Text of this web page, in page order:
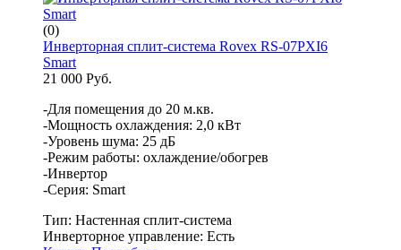
(0)
Инверторная сплит-система Rovex RS-07PXI6
Smart
21 000 Руб.
-Для помещения до 20 м.кв.
-Мощность охлаждения: 2,0 кВт
-Уровень шума: 25 дБ
-Режим работы: охлаждение/обогрев
-Инвертор
-Серия: Smart
Тип: Настенная сплит-система
Инверторное управление: Есть